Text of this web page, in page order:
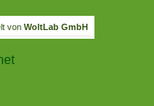
von WoltLab GmbH